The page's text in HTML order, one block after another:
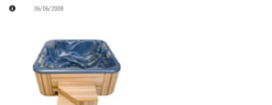
06/06/2008